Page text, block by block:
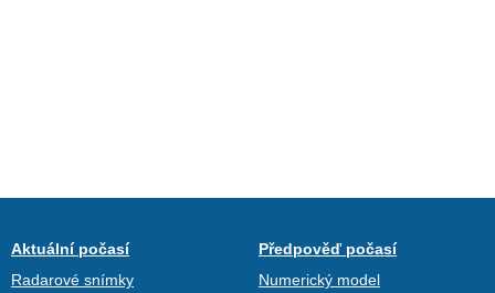
Aktuální počasí
Radarové snímky
Předpověď počasí
Numerický model